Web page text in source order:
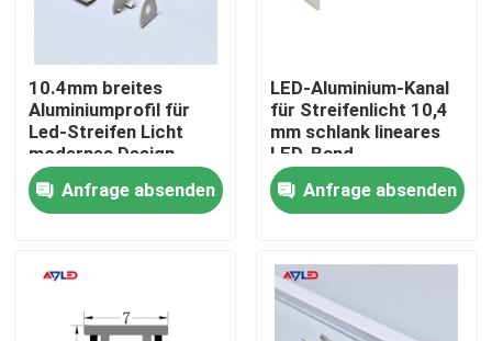
Haus
Produkte
Videos
Über uns
10.4mm breites
Aluminiumprofil für
Led-Streifen Licht
modernes Design
Aluminiumprofil Led
Anfrage absenden
LED-Aluminium-Kanal
für Streifenlicht 10,4
mm schlank lineares
LED-Band
Aluminiumprofil
Anfrage absenden